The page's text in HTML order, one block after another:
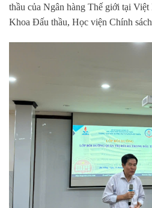
thầu của Ngân hàng Thế giới tại Việt
Khoa Đấu thầu, Học viện Chính